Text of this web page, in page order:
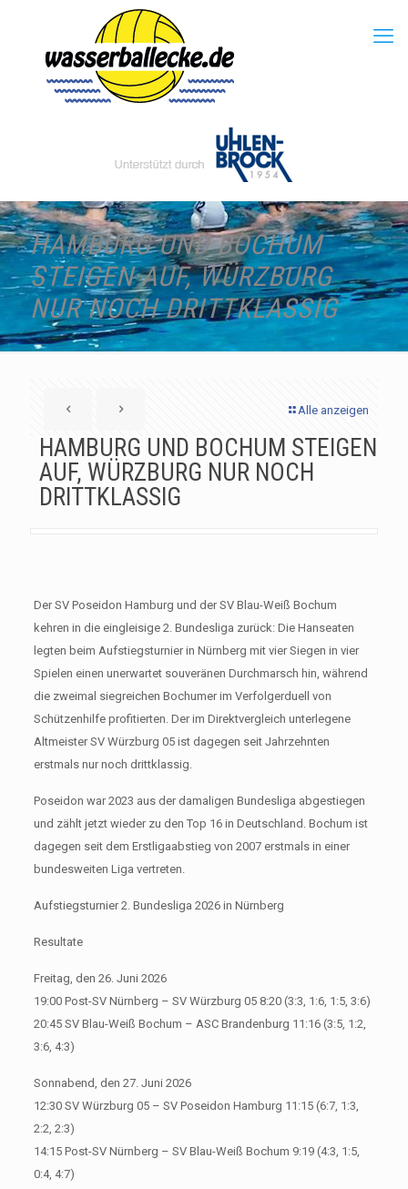
HAMBURG UND BOCHUM
STEIGEN AUF, WÜRZBURG
NUR NOCH DRITTKLASSIG
Alle anzeigen
HAMBURG UND BOCHUM STEIGEN
AUF, WÜRZBURG NUR NOCH
DRITTKLASSIG
Der SV Poseidon Hamburg und der SV Blau-Weiß Bochum
kehren in die eingleisige 2. Bundesliga zurück: Die Hanseaten
legten beim Aufstiegsturnier in Nürnberg mit vier Siegen in vier
Spielen einen unerwartet souveränen Durchmarsch hin, während
die zweimal siegreichen Bochumer im Verfolgerduell von
Schützenhilfe profitierten. Der im Direktvergleich unterlegene
Altmeister SV Würzburg 05 ist dagegen seit Jahrzehnten
erstmals nur noch drittklassig.
Poseidon war 2023 aus der damaligen Bundesliga abgestiegen
und zählt jetzt wieder zu den Top 16 in Deutschland. Bochum ist
dagegen seit dem Erstligaabstieg von 2007 erstmals in einer
bundesweiten Liga vertreten.
Aufstiegsturnier 2. Bundesliga 2026 in Nürnberg
Resultate
Freitag, den 26. Juni 2026
19:00 Post-SV Nürnberg – SV Würzburg 05 8:20 (3:3, 1:6, 1:5, 3:6)
20:45 SV Blau-Weiß Bochum – ASC Brandenburg 11:16 (3:5, 1:2,
3:6, 4:3)
Sonnabend, den 27. Juni 2026
12:30 SV Würzburg 05 – SV Poseidon Hamburg 11:15 (6:7, 1:3,
2:2, 2:3)
14:15 Post-SV Nürnberg – SV Blau-Weiß Bochum 9:19 (4:3, 1:5,
0:4, 4:7)